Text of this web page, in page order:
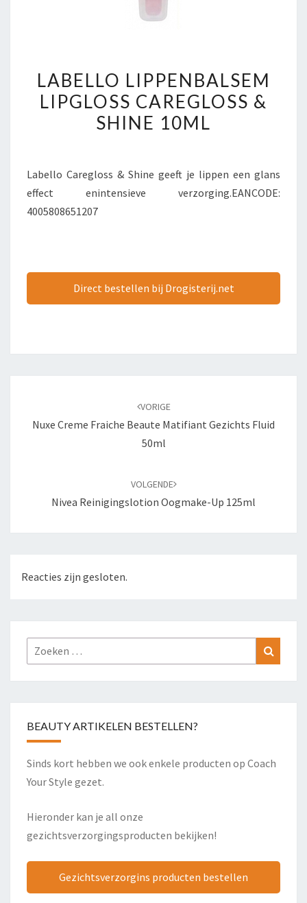
LIPPENBALSEM
LIPGLOSS
CAREGLOSS
10ML
LABELLO LIPPENBALSEM
LIPGLOSS CAREGLOSS &
SHINE 10ML
Labello Caregloss & Shine geeft je lippen een glans
effect enintensieve verzorging.EANCODE:
4005808651207
Direct bestellen bij Drogisterij.net
VORIGE
Nuxe Creme Fraiche Beaute Matifiant Gezichts Fluid
50ml
VOLGENDE
Nivea Reinigingslotion Oogmake-Up 125ml
Reacties zijn gesloten.
Zoeken
naar:
BEAUTY ARTIKELEN BESTELLEN?
Sinds kort hebben we ook enkele producten op Coach
Your Style gezet.
Hieronder kan je all onze
gezichtsverzorgingsproducten bekijken!
Gezichtsverzorgins producten bestellen